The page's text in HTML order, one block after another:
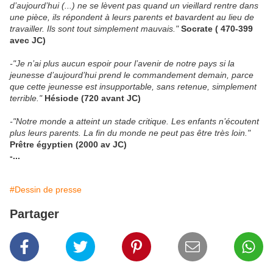
d’aujourd’hui (...) ne se lèvent pas quand un vieillard rentre dans
une pièce, ils répondent à leurs parents et bavardent au lieu de
travailler. Ils sont tout simplement mauvais." Socrate ( 470-399
avec JC)
-"Je n’ai plus aucun espoir pour l’avenir de notre pays si la
jeunesse d’aujourd’hui prend le commandement demain, parce
que cette jeunesse est insupportable, sans retenue, simplement
terrible." Hésiode (720 avant JC)
-"Notre monde a atteint un stade critique. Les enfants n’écoutent
plus leurs parents. La fin du monde ne peut pas être très loin."
Prêtre égyptien (2000 av JC)
-...
#Dessin de presse
Partager